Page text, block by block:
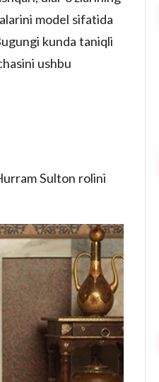
model sifatida
kunda taniqli
ushbu
Sulton rolini